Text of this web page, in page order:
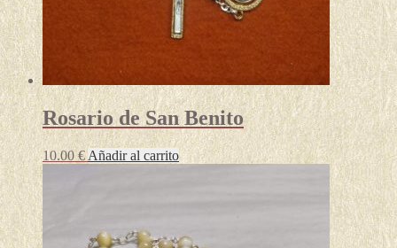
Rosario de San Benito
10.00 € Añadir al carrito